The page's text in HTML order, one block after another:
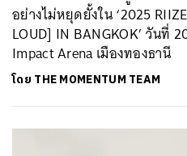
อย่างไม่หยุดยั้งใน ‘2025
LOUD] IN BANGKOK’ วันที่
Impact Arena เมืองทองธานี
โดย THE MOMENTUM TEAM